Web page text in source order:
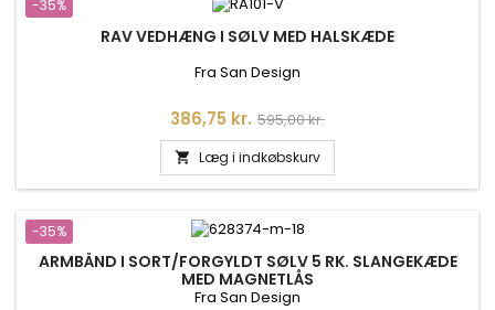
-35%
RAV VEDHÆNG I SØLV MED HALSKÆDE
Fra San Design
Pris
386,75 kr. Normalpris
595,00 kr.
 Læg i indkøbskurv
-35%
ARMBÅND I SORT/FORGYLDT SØLV 5 RK. SLANGEKÆDE
MED MAGNETLÅS
Fra San Design